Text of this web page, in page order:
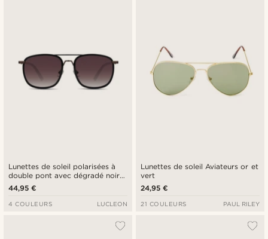
Lunettes de soleil polarisées à
double pont avec dégradé noir
et brun
44,95 €
4 COULEURS LUCLEON
Lunettes de soleil Aviateurs or et
vert
24,95 €
21 COULEURS PAUL RILEY